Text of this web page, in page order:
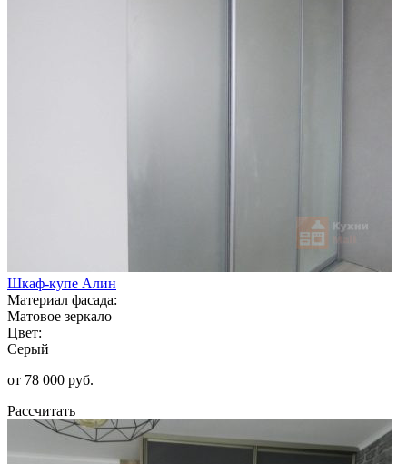
Шкаф-купе Алин
Материал фасада:
Матовое зеркало
Цвет:
Серый
от 78 000 руб.
Рассчитать